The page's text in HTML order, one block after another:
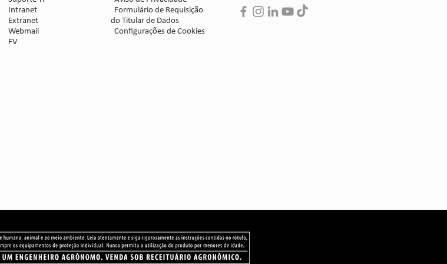
Intranet
Extranet
Webmail
FV
Formulário de Requisição
do Titular de Dados
Configurações de Cookies